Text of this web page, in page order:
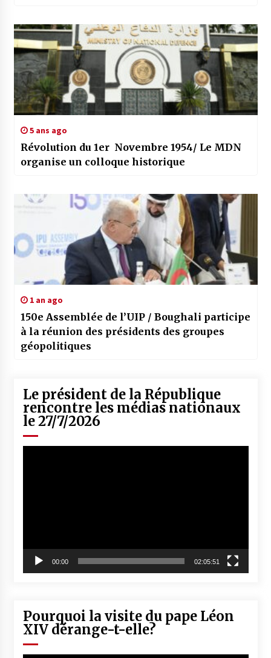
5 ans ago
Révolution du 1er Novembre 1954/ Le MDN
organise un colloque historique
1 an ago
150e Assemblée de l’UIP / Boughali participe
à la réunion des présidents des groupes
géopolitiques
Le président de la République
rencontre les médias nationaux
le 27/7/2026
00:00 02:05:51
Pourquoi la visite du pape Léon
XIV dérange-t-elle?